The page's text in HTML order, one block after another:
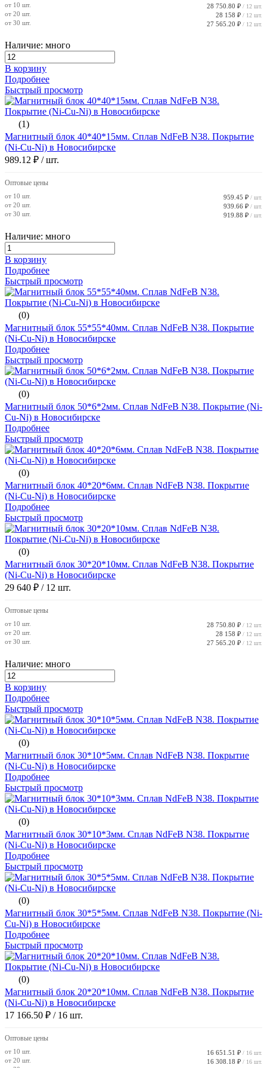
от 10 шт. 28 750.80 ₽ / 12 шт.
от 20 шт. 28 158 ₽ / 12 шт.
от 30 шт. 27 565.20 ₽ / 12 шт.
Наличие: много
В корзину
Подробнее
Быстрый просмотр
(1)
Магнитный блок 40*40*15мм. Сплав NdFeB N38. Покрытие
(Ni-Cu-Ni) в Новосибирске
989.12 ₽ / шт.
Оптовые цены
от 10 шт. 959.45 ₽ / шт.
от 20 шт. 939.66 ₽ / шт.
от 30 шт. 919.88 ₽ / шт.
Наличие: много
В корзину
Подробнее
Быстрый просмотр
(0)
Магнитный блок 55*55*40мм. Сплав NdFeB N38. Покрытие
(Ni-Cu-Ni) в Новосибирске
Подробнее
Быстрый просмотр
(0)
Магнитный блок 50*6*2мм. Сплав NdFeB N38. Покрытие (Ni-
Cu-Ni) в Новосибирске
Подробнее
Быстрый просмотр
(0)
Магнитный блок 40*20*6мм. Сплав NdFeB N38. Покрытие
(Ni-Cu-Ni) в Новосибирске
Подробнее
Быстрый просмотр
(0)
Магнитный блок 30*20*10мм. Сплав NdFeB N38. Покрытие
(Ni-Cu-Ni) в Новосибирске
29 640 ₽ / 12 шт.
Оптовые цены
от 10 шт. 28 750.80 ₽ / 12 шт.
от 20 шт. 28 158 ₽ / 12 шт.
от 30 шт. 27 565.20 ₽ / 12 шт.
Наличие: много
В корзину
Подробнее
Быстрый просмотр
(0)
Магнитный блок 30*10*5мм. Сплав NdFeB N38. Покрытие
(Ni-Cu-Ni) в Новосибирске
Подробнее
Быстрый просмотр
(0)
Магнитный блок 30*10*3мм. Сплав NdFeB N38. Покрытие
(Ni-Cu-Ni) в Новосибирске
Подробнее
Быстрый просмотр
(0)
Магнитный блок 30*5*5мм. Сплав NdFeB N38. Покрытие (Ni-
Cu-Ni) в Новосибирске
Подробнее
Быстрый просмотр
(0)
Магнитный блок 20*20*10мм. Сплав NdFeB N38. Покрытие
(Ni-Cu-Ni) в Новосибирске
17 166.50 ₽ / 16 шт.
Оптовые цены
от 10 шт. 16 651.51 ₽ / 16 шт.
от 20 шт. 16 308.18 ₽ / 16 шт.